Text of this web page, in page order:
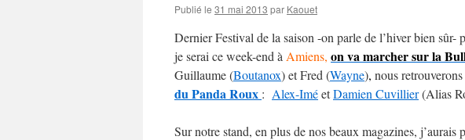
Publié le 31 mai 2013 par Kaouet
Dernier Festival de la saison -on parle de l’hiver bien sûr-
je serai ce week-end à Amiens, on va marcher sur la
Guillaume (Boutanox) et Fred (Wayne), nous
du Panda Roux : Alex-IméetDamien Cuvillier(Alias
Sur notre stand, en plus de nos beaux magazines,